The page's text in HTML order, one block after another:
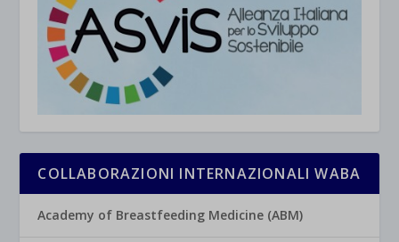
COLLABORAZIONI INTERNAZIONALI WABA
Academy of Breastfeeding Medicine (ABM)